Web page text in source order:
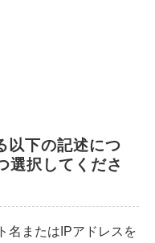
以下の記述につ
選択してくださ
名またはIPアドレスを